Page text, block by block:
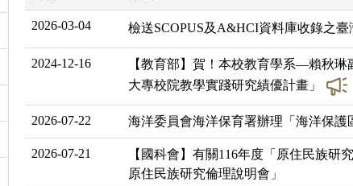
2026-03-04 檢送SCOPUS及A&HCI資料庫收錄之
2024-12-16
【教育部】賀！本校教育學系—賴秋
大專校院教學實踐研究績優計畫」
2026-07-22 海洋委員會海洋保育署辦理「海洋保
2026-07-21
【國科會】有關116年度「原住民族研
原住民族研究倫理說明會」